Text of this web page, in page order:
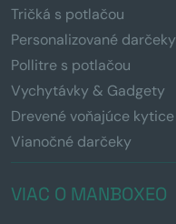
Tričká s potlačou
Personalizované darčeky
Pollitre s potlačou
Vychytávky & Gadgety
Drevené voňajúce kytice
Vianočné darčeky
VIAC O MANBOXEO